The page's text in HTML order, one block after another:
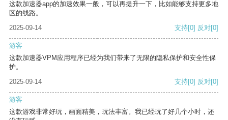
这款加速器app的加速效果一般，可以再提升一下，比如能够支持更多地
区的线路。
2025-09-14
支持[0] 反对[0]
游客
这款加速器VPM应用程序已经为我们带来了无限的隐私保护和安全性保
护。
2025-09-14
支持[0] 反对[0]
游客
这款游戏非常好玩，画面精美，玩法丰富。我已经玩了好几个小时，还